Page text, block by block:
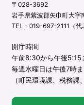
〒028-3692
岩手県紫波郡矢巾町大字
TEL：019-697-2111（
開庁時間
午前8:30から午後5:15
毎週水曜日は午後7時
（町民環境課、税務課